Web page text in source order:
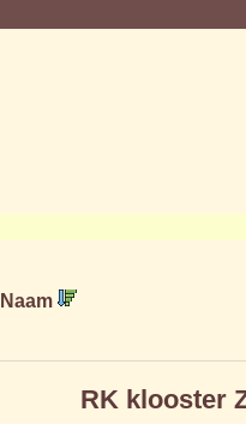
Naam
RK klooster